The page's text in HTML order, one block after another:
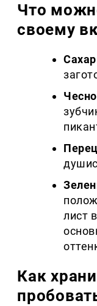
Что
своему
Сахар
Перец
лист
Как